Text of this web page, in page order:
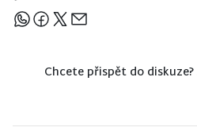
Sdílejte článek
Chcete přispět do diskuze?